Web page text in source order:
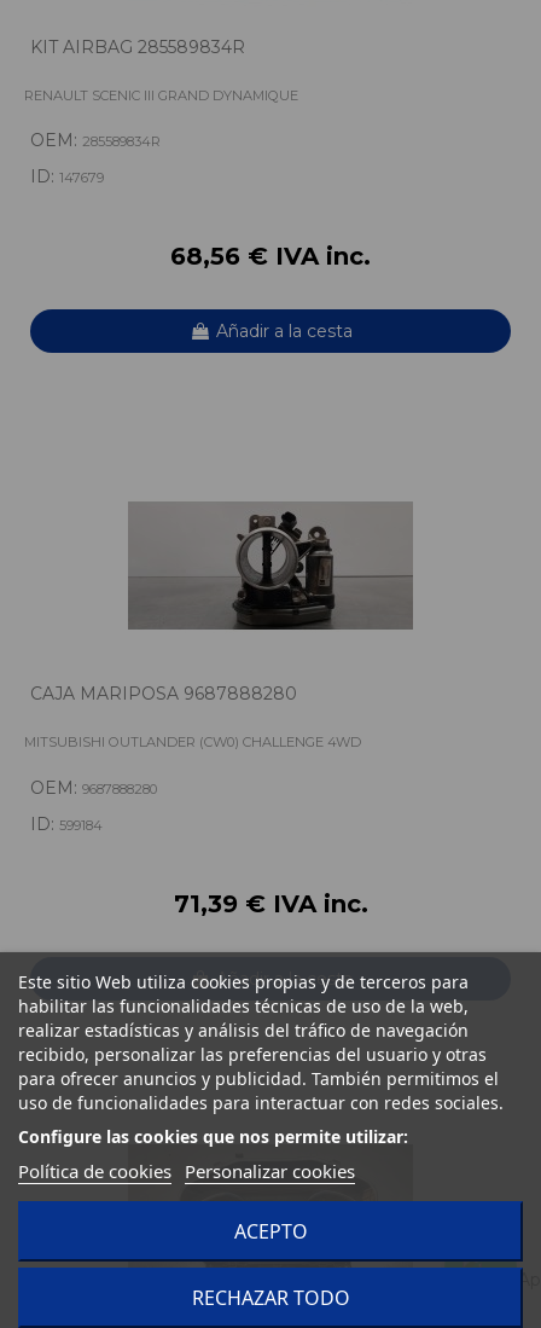
KIT AIRBAG 285589834R
RENAULT SCENIC III GRAND DYNAMIQUE
OEM: 285589834R
ID: 147679
68,56 € IVA inc.
Añadir a la cesta
CAJA MARIPOSA 9687888280
MITSUBISHI OUTLANDER (CW0) CHALLENGE 4WD
OEM: 9687888280
ID: 599184
71,39 € IVA inc.
Añadir a la cesta
Este sitio Web utiliza cookies propias y de terceros para
habilitar las funcionalidades técnicas de uso de la web,
realizar estadísticas y análisis del tráfico de navegación
recibido, personalizar las preferencias del usuario y otras
para ofrecer anuncios y publicidad. También permitimos el
uso de funcionalidades para interactuar con redes sociales.
Configure las cookies que nos permite utilizar:
Política de cookies Personalizar cookies
RECHAZAR TODO
ACEPTO